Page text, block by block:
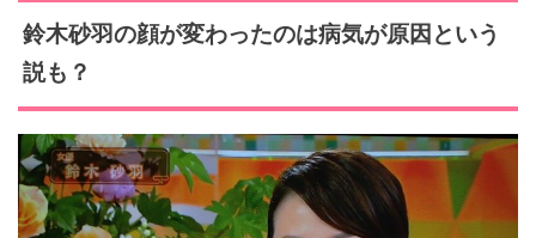
鈴木砂羽の顔が変わったのは病気が原因という
説も？